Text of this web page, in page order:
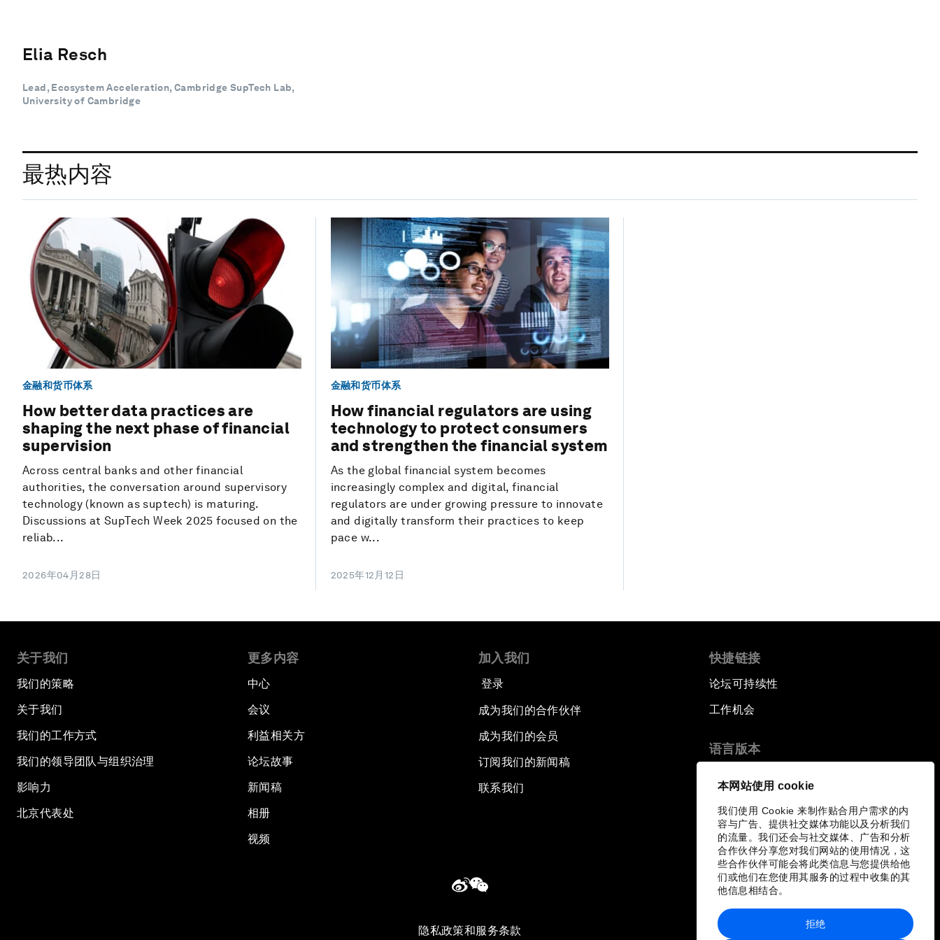
本网站使用 cookie
我们使用 Cookie 来制作贴合用户需求的内
容与广告、提供社交媒体功能以及分析我们
的流量。我们还会与社交媒体、广告和分析
合作伙伴分享您对我们网站的使用情况，这
些合作伙伴可能会将此类信息与您提供给他
们或他们在您使用其服务的过程中收集的其
他信息相结合。
拒绝
Elia Resch
Lead, Ecosystem Acceleration, Cambridge SupTech Lab,
University of Cambridge
最热内容
金融和货币体系
How better data practices are
shaping the next phase of financial
supervision
Across central banks and other financial
authorities, the conversation around supervisory
technology (known as suptech) is maturing.
Discussions at SupTech Week 2025 focused on the
reliab...
2026年04月28日
金融和货币体系
How financial regulators are using
technology to protect consumers
and strengthen the financial system
As the global financial system becomes
increasingly complex and digital, financial
regulators are under growing pressure to innovate
and digitally transform their practices to keep
pace w...
2025年12月12日
关于我们
我们的策略
关于我们
我们的工作方式
我们的领导团队与组织治理
影响力
北京代表处
更多内容
中心
会议
利益相关方
论坛故事
新闻稿
相册
视频
加入我们
登录
成为我们的合作伙伴
成为我们的会员
订阅我们的新闻稿
联系我们
快捷链接
论坛可持续性
工作机会
语言版本
隐私政策和服务条款